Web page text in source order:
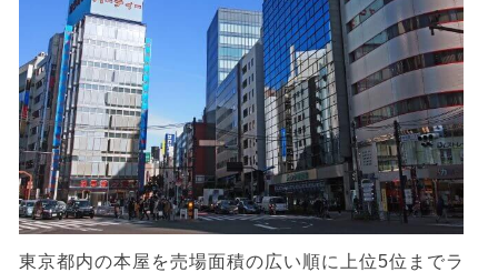
東京都内の本屋を売場面積の広い順に上位5位までラ